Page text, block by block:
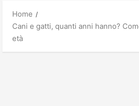
Home
Cani e gatti, quanti anni hanno?
età